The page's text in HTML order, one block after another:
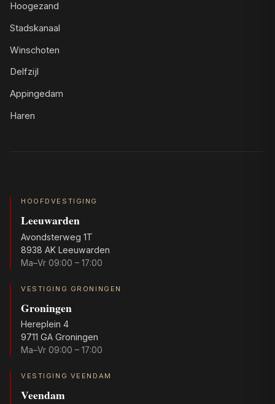
Hoogezand
Stadskanaal
Winschoten
Delfzijl
Appingedam
Haren
HOOFDVESTIGING
Leeuwarden
Avondsterweg 1T
8938 AK Leeuwarden
Ma–Vr 09:00 – 17:00
VESTIGING GRONINGEN
Groningen
Hereplein 4
9711 GA Groningen
Ma–Vr 09:00 – 17:00
VESTIGING VEENDAM
Veendam